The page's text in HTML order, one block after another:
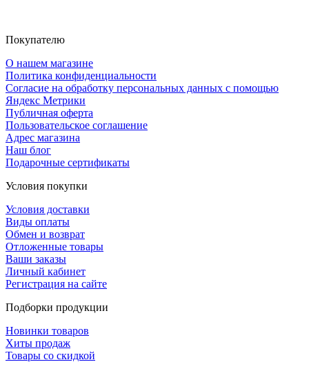
Покупателю
О нашем магазине
Политика конфиденциальности
Согласие на обработку персональных данных с помощью
Яндекс Метрики
Публичная оферта
Пользовательское соглашение
Адрес магазина
Наш блог
Подарочные сертификаты
Условия покупки
Условия доставки
Виды оплаты
Обмен и возврат
Отложенные товары
Ваши заказы
Личный кабинет
Регистрация на сайте
Подборки продукции
Новинки товаров
Хиты продаж
Товары со скидкой